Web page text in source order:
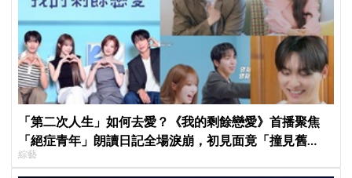
「第二次人生」如何去愛？《我的剩餘戀愛》首播聚焦
「絕症青年」朗讀日記全場淚崩，初見面竟「撞見舊
識」！
綜藝